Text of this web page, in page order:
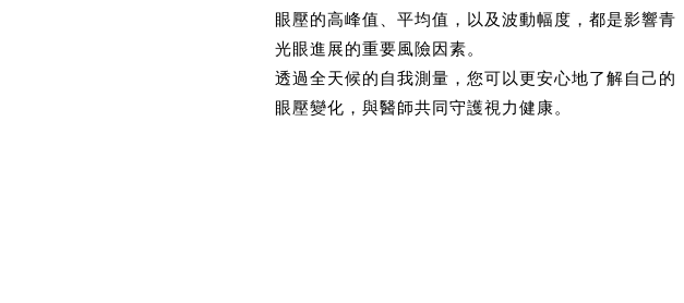
眼壓的高峰值、平均值，以及波動幅度，都是影響青
光眼進展的重要風險因素。
透過全天候的自我測量，您可以更安心地了解自己的
眼壓變化，與醫師共同守護視力健康。